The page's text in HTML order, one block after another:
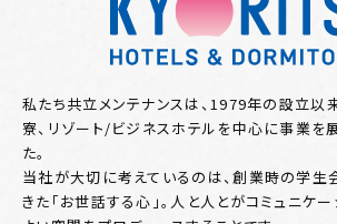
私たち共立メンテナンスは、1979年の設立以
寮、リゾート/ビジネスホテルを中心に事業を
た。
当社が大切に考えているのは、創業時の学生
きた「お世話する心」。人と人とがコミュニケ